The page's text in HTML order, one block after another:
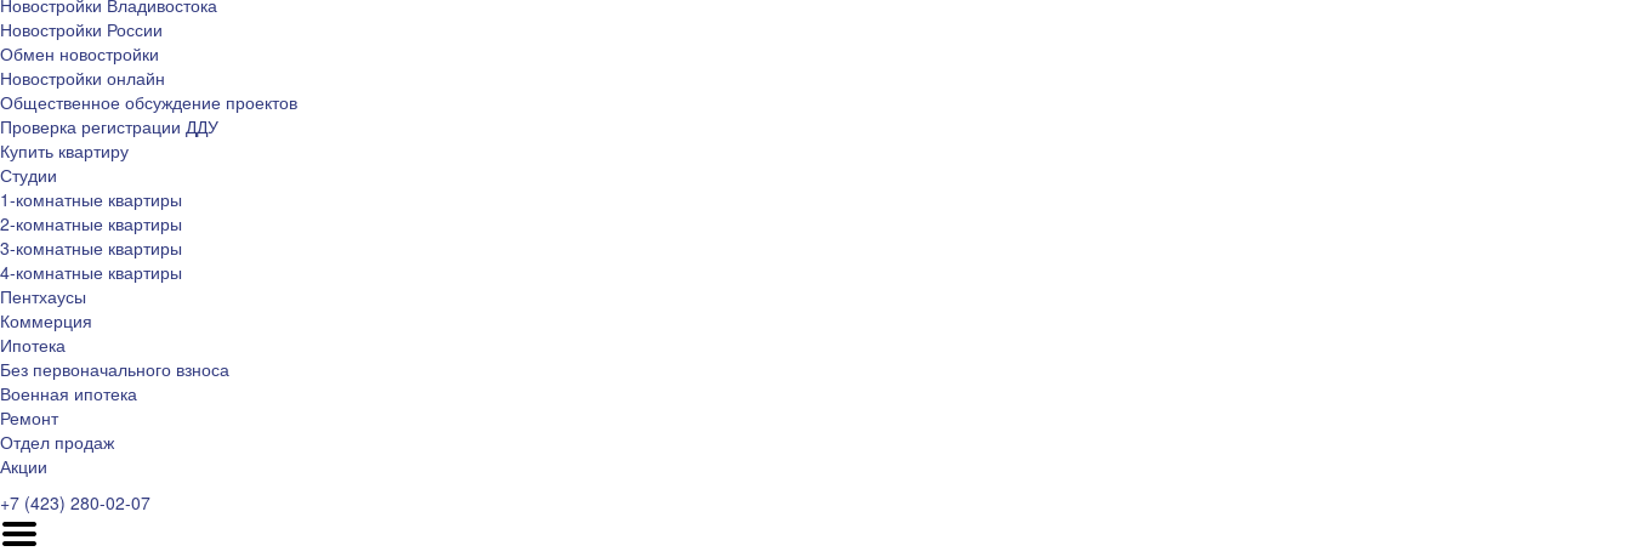
Новостройки Владивостока
Новостройки России
Обмен новостройки
Новостройки онлайн
Общественное обсуждение проектов
Проверка регистрации ДДУ
Купить квартиру
Студии
1-комнатные квартиры
2-комнатные квартиры
3-комнатные квартиры
4-комнатные квартиры
Пентхаусы
Коммерция
Ипотека
Без первоначального взноса
Военная ипотека
Ремонт
Отдел продаж
Акции
+7 (423) 280-02-07